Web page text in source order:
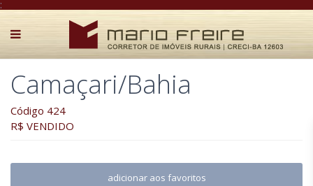
:
Camaçari/Bahia
Código 424
R$ VENDIDO
adicionar aos favoritos